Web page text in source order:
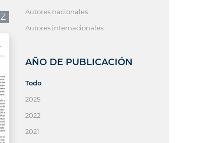
Z
Autores nacionales
Autores internacionales
AÑO DE PUBLICACIÓN
Todo
2025
2022
2021